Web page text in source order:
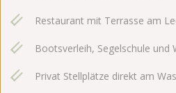
Restaurant mit Terrasse am
Bootsverleih, Segelschule und
Privat Stellplätze direkt am